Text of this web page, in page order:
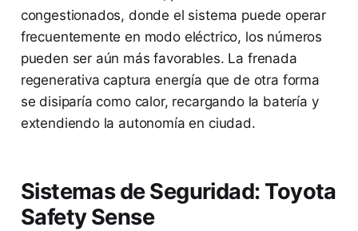
congestionados, donde el sistema puede operar
frecuentemente en modo eléctrico, los números
pueden ser aún más favorables. La frenada
regenerativa captura energía que de otra forma
se disiparía como calor, recargando la batería y
extendiendo la autonomía en ciudad.
Sistemas de Seguridad: Toyota
Safety Sense